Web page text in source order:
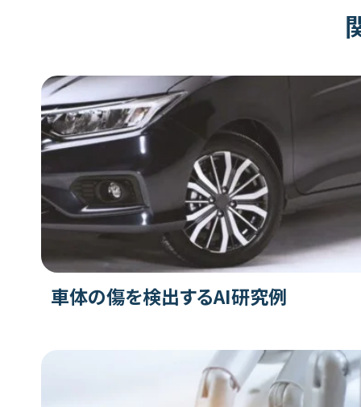
車体の傷を検出するAI研究例